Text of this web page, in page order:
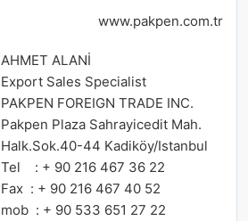
www.pakpen.com.tr
AHMET ALANİ
Export Sales Specialist
PAKPEN FOREIGN TRADE INC.
Pakpen Plaza Sahrayicedit Mah.
Halk.Sok.40-44 Kadiköy/Istanbul
Tel : + 90 216 467 36 22
Fax : + 90 216 467 40 52
mob : + 90 533 651 27 22